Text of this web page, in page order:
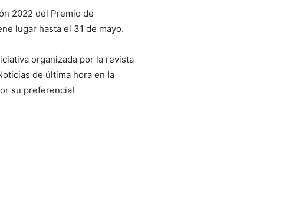
2022 del Premio de
lugar hasta el 31 de mayo.
organizada por la revista
de última hora en la
su preferencia!